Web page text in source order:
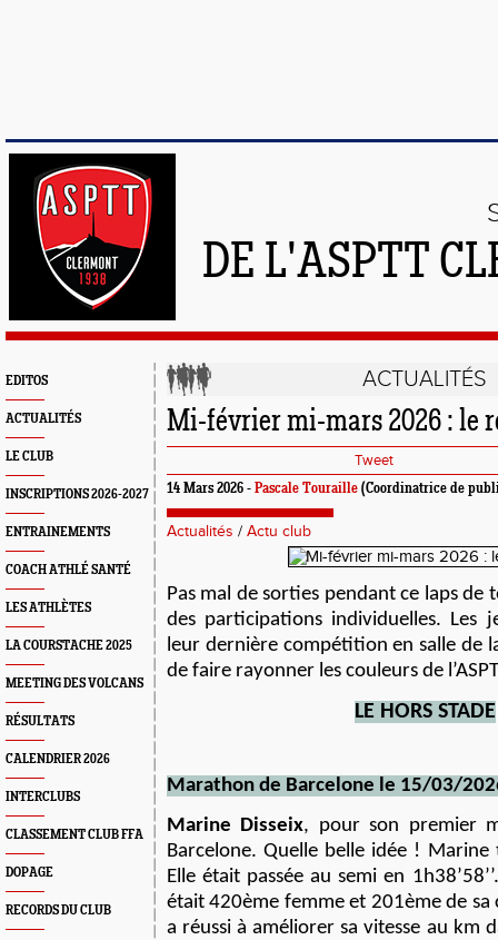
DE L'ASPTT
EDITOS
ACTUALITÉS
LE CLUB
INSCRIPTIONS 2026-2027
ENTRAINEMENTS
COACH ATHLÉ SANTÉ
LES ATHLÈTES
LA COURSTACHE 2025
MEETING DES VOLCANS
RÉSULTATS
CALENDRIER 2026
INTERCLUBS
CLASSEMENT CLUB FFA
DOPAGE
RECORDS DU CLUB
ACTUALITÉS
Mi-février mi-mars 2026 : le
Tweet
14 Mars 2026 - Pascale Touraille (Coordinatrice de
Actualités / Actu club
Pas mal de sorties pendant ce laps de
des participations individuelles. Les
leur dernière compétition en salle de
de faire rayonner les couleurs de
LE HORS STADE
Marathon de Barcelone le 15/03/
Marine Disseix, pour son premier
Barcelone. Quelle belle idée ! Marine
Elle était passée au semi en
était 420ème femme et 201ème de sa
a réussi à améliorer sa vitesse au km